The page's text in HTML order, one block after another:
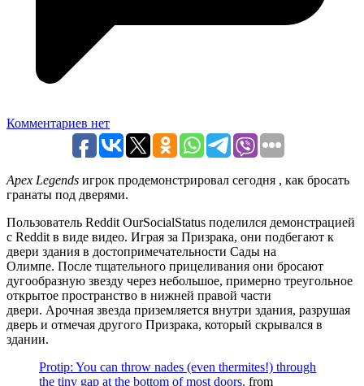
Комментариев нет
Apex Legends игрок продемонстрировал сегодня , как бросать
гранаты под дверями.
Пользователь Reddit OurSocialStatus поделился демонстрацией
с Reddit в виде видео. Играя за Призрака, они подбегают к
двери здания в достопримечательности Сады на
Олимпе. После тщательного прицеливания они бросают
дугообразную звезду через небольшое, примерно треугольное
открытое пространство в нижней правой части
двери. Арочная звезда приземляется внутри здания, разрушая
дверь и отмечая другого Призрака, который скрывался в
здании.
Protip: You can throw nades (even thermites!) through
the tiny gap at the bottom of most doors. from